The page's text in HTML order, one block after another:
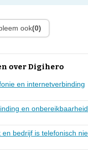
ook(0)
over Digihero
en internetverbinding
en
en bedrijf is telefonisch